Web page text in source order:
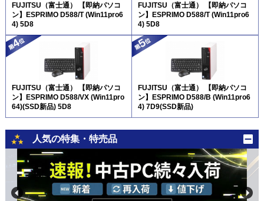
FUJITSU（富士通） 【即納パソコ
ン】ESPRIMO D588/T (Win11pro6
4) 5D8
FUJITSU（富士通） 【即納パソコ
ン】ESPRIMO D588/T (Win11pro6
4) 5D8
FUJITSU（富士通） 【即納パソコ
ン】ESPRIMO D588/VX (Win11pro
64)(SSD新品) 5D8
FUJITSU（富士通） 【即納パソコ
ン】ESPRIMO D588/B (Win11pro6
4) 7D9(SSD新品)
人気の特集・特売品